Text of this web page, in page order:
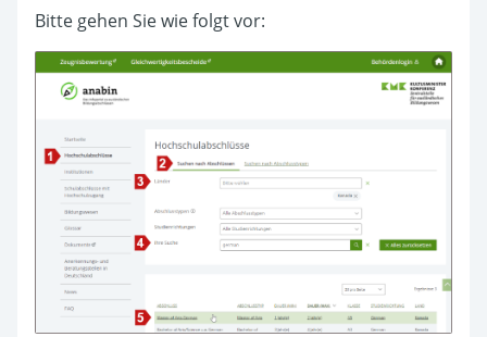
Bitte gehen Sie wie folgt vor: